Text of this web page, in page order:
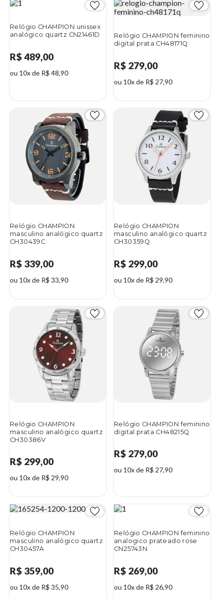
Relógio CHAMPION unissex
analógico quartz CN21461D
R$ 489,00
ou 10x de R$ 48,90
Relógio CHAMPION feminino
digital prata CH48171Q
R$ 279,00
ou 10x de R$ 27,90
Relógio CHAMPION
masculino analógico quartz
CH30439C
R$ 339,00
ou 10x de R$ 33,90
Relógio CHAMPION
masculino analógico quartz
CH30359Q
R$ 299,00
ou 10x de R$ 29,90
Relógio CHAMPION
masculino analógico quartz
CH30386V
R$ 299,00
ou 10x de R$ 29,90
Relógio CHAMPION feminino
digital prata CH48215Q
R$ 279,00
ou 10x de R$ 27,90
Relógio CHAMPION
masculino analógico quartz
CH30457A
R$ 359,00
ou 10x de R$ 35,90
Relógio CHAMPION feminino
analogico prateado rose
CN25743N
R$ 269,00
ou 10x de R$ 26,90